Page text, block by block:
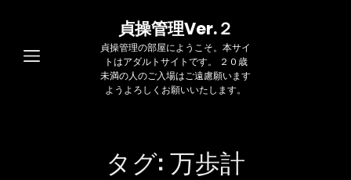
貞操管理Ver.２
貞操管理の部屋にようこそ。本サイ
トはアダルトサイトです。 ２０歳
未満の人のご入場はご遠慮願います
ようよろしくお願いいたします。
タグ:万歩計